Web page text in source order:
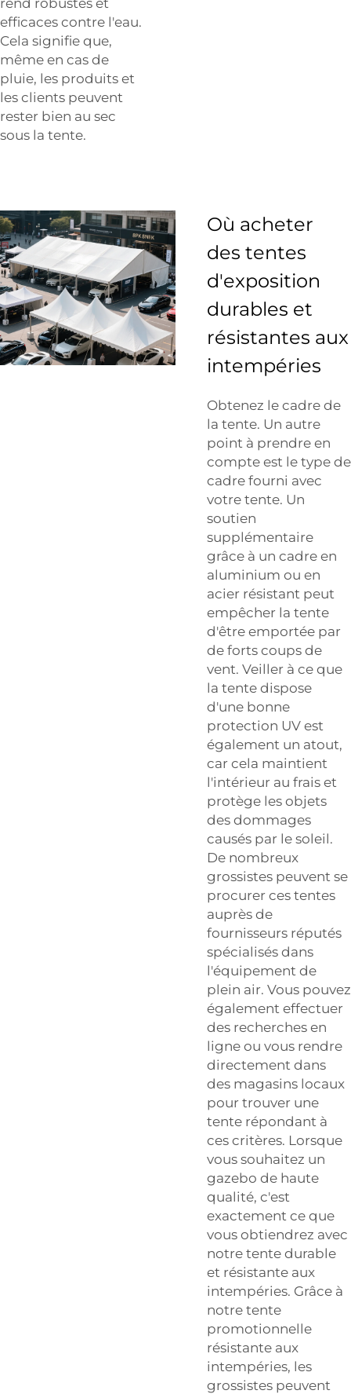
efficaces contre l'eau.
Cela signifie que,
même en cas de
pluie, les produits et
les clients peuvent
rester bien au sec
sous la tente.
Où acheter
des tentes
d'exposition
durables et
résistantes aux
intempéries
Obtenez le cadre de
la tente. Un autre
point à prendre en
compte est le type de
cadre fourni avec
votre tente. Un
soutien
supplémentaire
grâce à un cadre en
aluminium ou en
acier résistant peut
empêcher la tente
d'être emportée par
de forts coups de
vent. Veiller à ce que
la tente dispose
d'une bonne
protection UV est
également un atout,
car cela maintient
l'intérieur au frais et
protège les objets
des dommages
causés par le soleil.
De nombreux
grossistes peuvent se
procurer ces tentes
auprès de
fournisseurs réputés
spécialisés dans
l'équipement de
plein air. Vous pouvez
également effectuer
des recherches en
ligne ou vous rendre
directement dans
des magasins locaux
pour trouver une
tente répondant à
ces critères. Lorsque
vous souhaitez un
gazebo de haute
qualité, c'est
exactement ce que
vous obtiendrez avec
notre tente durable
et résistante aux
intempéries. Grâce à
notre tente
promotionnelle
résistante aux
intempéries, les
grossistes peuvent